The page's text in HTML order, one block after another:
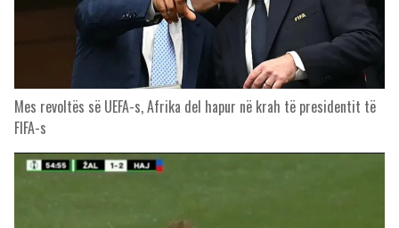
Mes revoltës së UEFA-s, Afrika del hapur në krah të presidentit të
FIFA-s